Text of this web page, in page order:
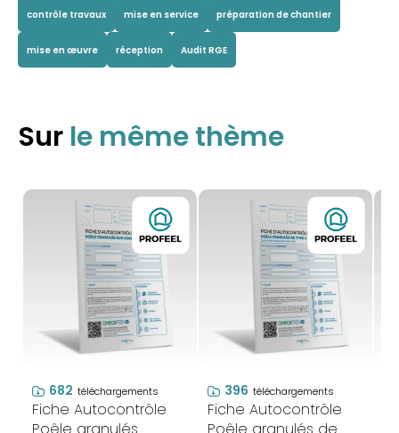
contrôle travaux mise en service préparation de chantier
mise en œuvre réception Audit RGE
Sur le même thème
682 téléchargements
Fiche Autocontrôle
396 téléchargements
Fiche Autocontrôle